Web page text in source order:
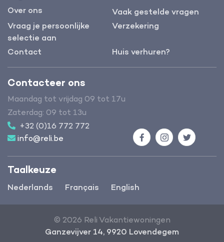
Over ons
Vaak gestelde vragen
Vraag je persoonlijke
selectie aan
Verzekering
Contact Huis verhuren?
Taalkeuze
Nederlands Français English
Contacteer ons
Maandag tot vrijdag 09 tot 17u
Zaterdag: 09 tot 13u
+32 (0)16 772 772
info@reli.be
FacebookInstagramTwitter
© 2026 Reli Vakantiewoningen
Ganzevijver 14, 9920 Lovendegem